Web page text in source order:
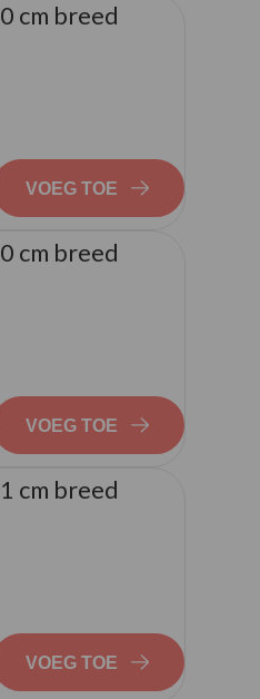
cm breed
VOEG TOE
cm breed
VOEG TOE
cm breed
VOEG TOE